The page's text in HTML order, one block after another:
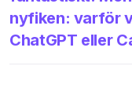
nyfiken: varför
ChatGPT eller